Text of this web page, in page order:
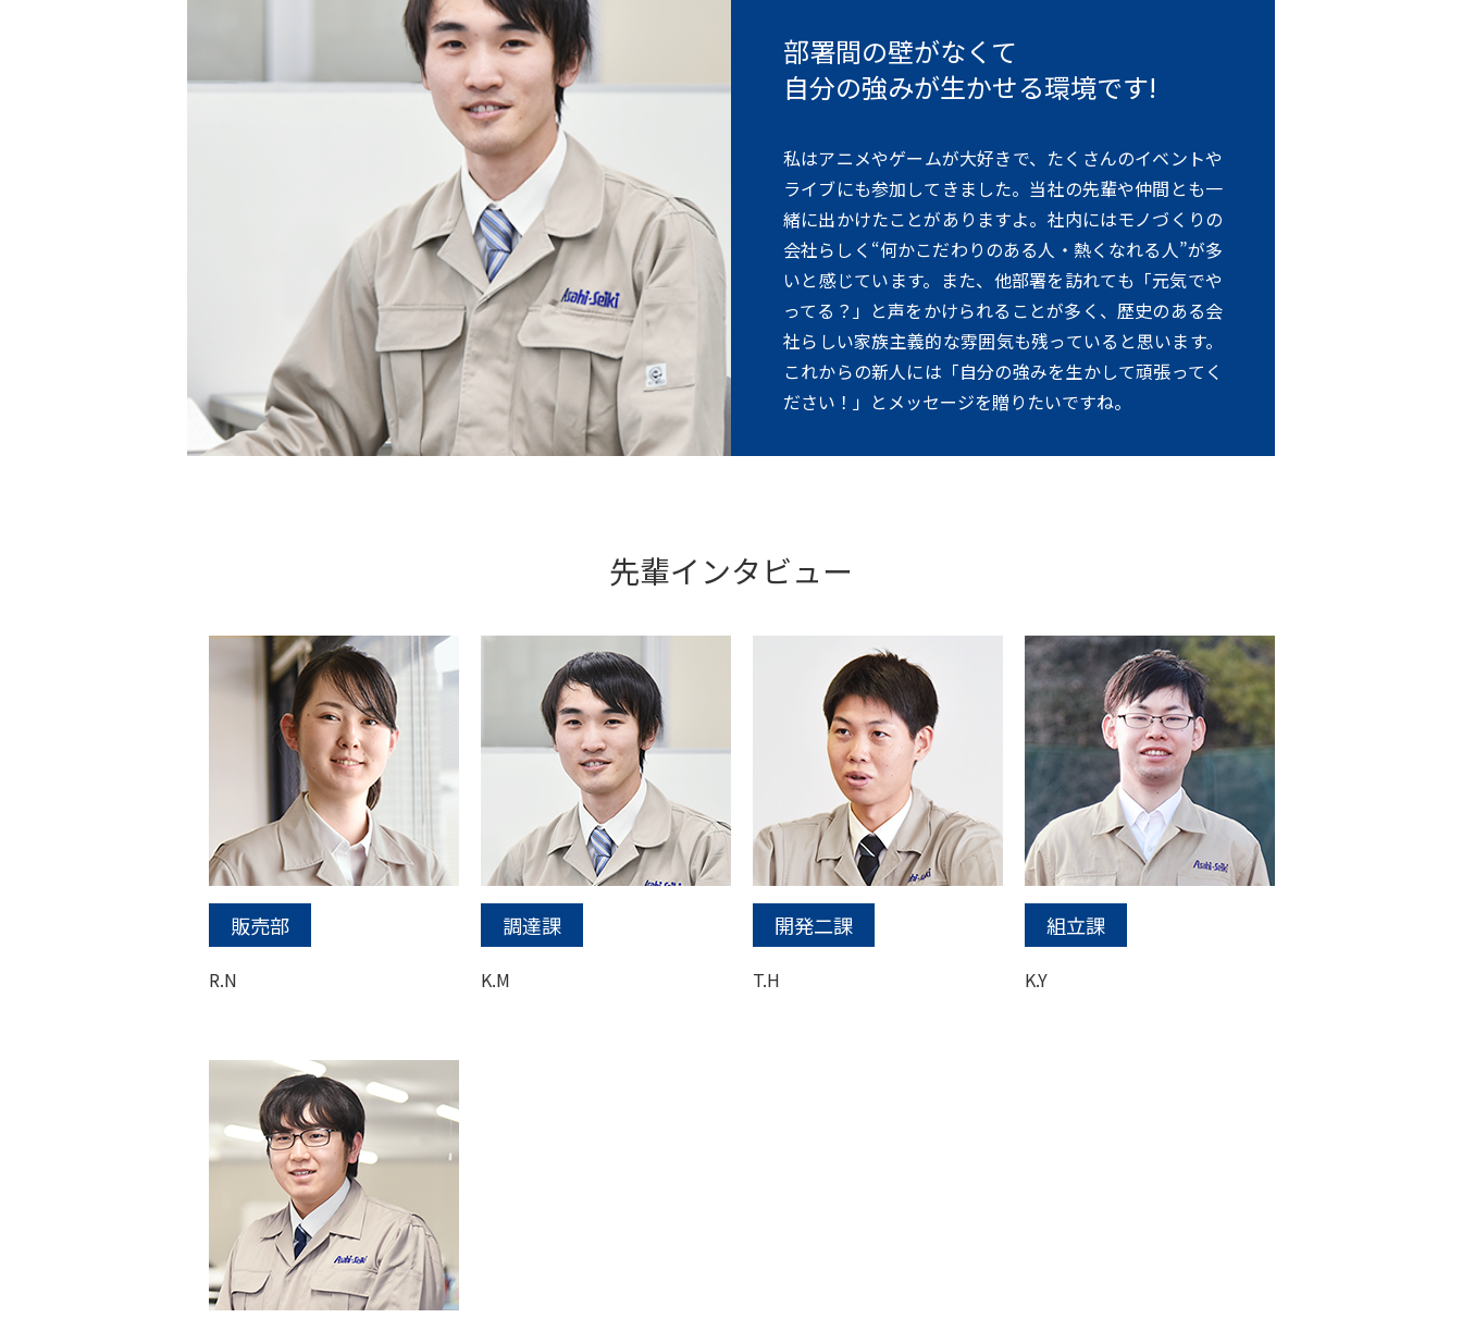
部署間の壁がなくて
自分の強みが生かせる環境です!
私はアニメやゲームが大好きで、たくさんのイベントや
ライブにも参加してきました。当社の先輩や仲間とも一
緒に出かけたことがありますよ。社内にはモノづくりの
会社らしく“何かこだわりのある人・熱くなれる人”が多
いと感じています。また、他部署を訪れても「元気でや
ってる？」と声をかけられることが多く、歴史のある会
社らしい家族主義的な雰囲気も残っていると思います。
これからの新人には「自分の強みを生かして頑張ってく
ださい！」とメッセージを贈りたいですね。
先輩インタビュー
販売部
R.N
調達課
K.M
開発二課
T.H
組立課
K.Y